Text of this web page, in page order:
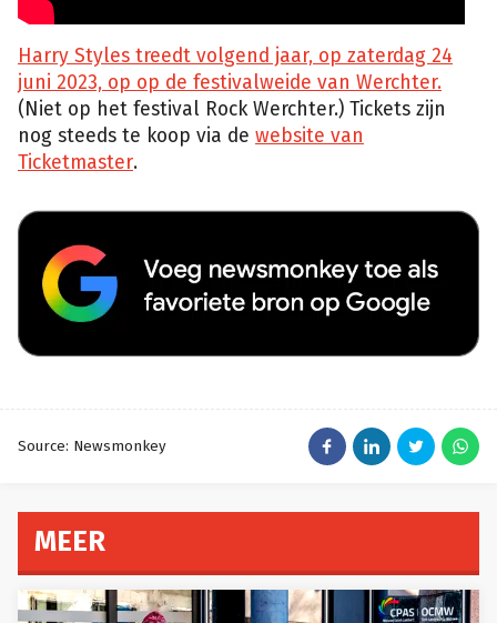
Harry Styles treedt volgend jaar, op zaterdag 24
juni 2023, op op de festivalweide van Werchter.
(Niet op het festival Rock Werchter.) Tickets zijn
nog steeds te koop via de website van
Ticketmaster.
Source: Newsmonkey
MEER